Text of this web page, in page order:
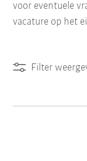
voor eventuele
vacature op het
Filter